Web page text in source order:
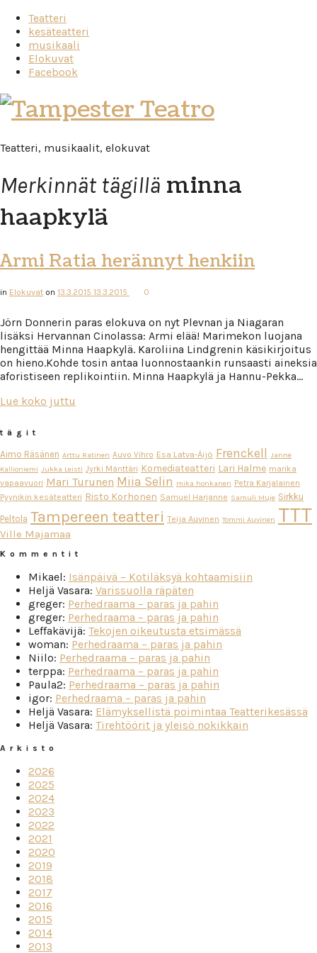
Teatteri
kesäteatteri
musikaali
Elokuvat
Facebook
Tampester
Teatro
Teatteri, musikaalit, elokuvat
Merkinnät tägillä minna
haapkylä
Armi Ratia herännyt henkiin
in Elokuvat on 13.3.2015 13.3.2015 0
Jörn Donnerin paras elokuva on nyt Plevnan ja Niagaran
lisäksi Hervannan Cinolassa: Armi elää! Marimekon luojana
hengittää Minna Haapkylä. Karoliina Lindgrenin käsikirjoitus
on hieno.Kohde tosin antaa luonnostaankin runsaasti aineksia
aforistiseen replikointiin. Minna Haapkylä ja Hannu-Pekka…
Lue koko juttu
tägit
Aimo Räsänen Arttu Ratinen Auvo Vihro Esa Latva-Äijö Frenckell Janne
Kallioniemi Jukka Leisti Jyrki Mänttäri Komediateatteri Lari Halme marika
vapaavuori Mari Turunen Miia Selin mika honkanen Petra Karjalainen
Pyynikin kesäteatteri Risto Korhonen Samuel Harjanne Samuli Muje Sirkku
Peltola Tampereen teatteri Teija Auvinen Tommi Auvinen TTT
Ville Majamaa
Kommentit
Mikael: Isänpäivä – Kotiläksyä kohtaamisiin
Heljä Vasara: Varissuolla räpäten
greger: Perhedraama – paras ja pahin
greger: Perhedraama – paras ja pahin
Leffakävijä: Tekojen oikeutusta etsimässä
woman: Perhedraama – paras ja pahin
Niilo: Perhedraama – paras ja pahin
terppa: Perhedraama – paras ja pahin
Paula2: Perhedraama – paras ja pahin
igor: Perhedraama – paras ja pahin
Heljä Vasara: Elämyksellistä poimintaa Teatterikesässä
Heljä Vasara: Tirehtöörit ja yleisö nokikkain
Arkisto
2026
2025
2024
2023
2022
2021
2020
2019
2018
2017
2016
2015
2014
2013